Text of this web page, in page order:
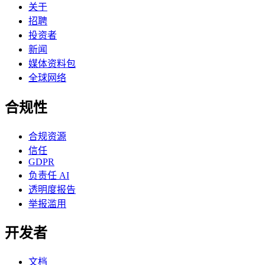
关于
招聘
投资者
新闻
媒体资料包
全球网络
合规性
合规资源
信任
GDPR
负责任 AI
透明度报告
举报滥用
开发者
文档